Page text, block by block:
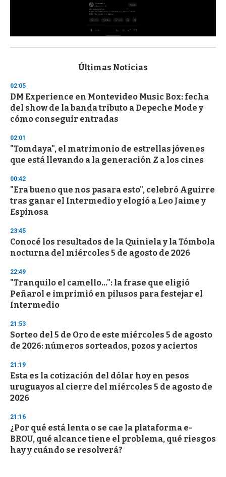
s
d
s
o
f
3
s
e
o
d
s
Últimas Noticias
02:05
DM Experience en Montevideo Music Box: fecha
del show de la banda tributo a Depeche Mode y
cómo conseguir entradas
02:01
"Tomdaya", el matrimonio de estrellas jóvenes
que está llevando a la generación Z a los cines
00:42
"Era bueno que nos pasara esto", celebró Aguirre
tras ganar el Intermedio y elogió a Leo Jaime y
Espinosa
23:45
Conocé los resultados de la Quiniela y la Tómbola
nocturna del miércoles 5 de agosto de 2026
22:49
"Tranquilo el camello...": la frase que eligió
Peñarol e imprimió en pilusos para festejar el
Intermedio
21:53
Sorteo del 5 de Oro de este miércoles 5 de agosto
de 2026: números sorteados, pozos y aciertos
21:19
Esta es la cotización del dólar hoy en pesos
uruguayos al cierre del miércoles 5 de agosto de
2026
21:16
¿Por qué está lenta o se cae la plataforma e-
BROU, qué alcance tiene el problema, qué riesgos
hay y cuándo se resolverá?